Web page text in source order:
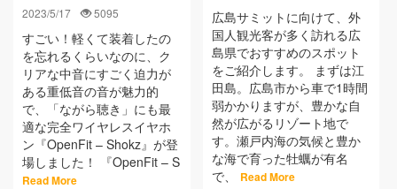
2023/5/17 5095
すごい！軽くて装着したの
を忘れるくらいなのに、ク
リアな中音にすごく迫力が
ある重低音の音が魅力的
で、「ながら聴き」にも最
適な完全ワイヤレスイヤホ
ン『OpenFit – Shokz』が登
場しました！ 『OpenFit – S
Read More
広島サミットに向けて、外
国人観光客が多く訪れる広
島県でおすすめのスポット
をご紹介します。 まずは江
田島。広島市から車で1時間
弱かかりますが、豊かな自
然が広がるリゾート地で
す。瀬戸内海の気候と豊か
な海で育った牡蠣が有名
で、
Read More